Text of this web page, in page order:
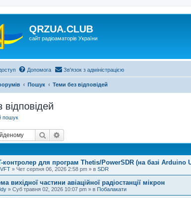
QRZUA.CLUB
сайт радіоаматорів України
Допомога Зв'язок з адміністрацією
Пошук Теми без відповідей
пошук
Пошук
контролер для програм Thetis/PowerSDR (на базі Arduino
» Чет серпня 06, 2026 2:58 pm » в SDR
вихідної частини авіаційної радіостанції мікрон
» Суб травня 02, 2026 10:07 pm » в Побалакати